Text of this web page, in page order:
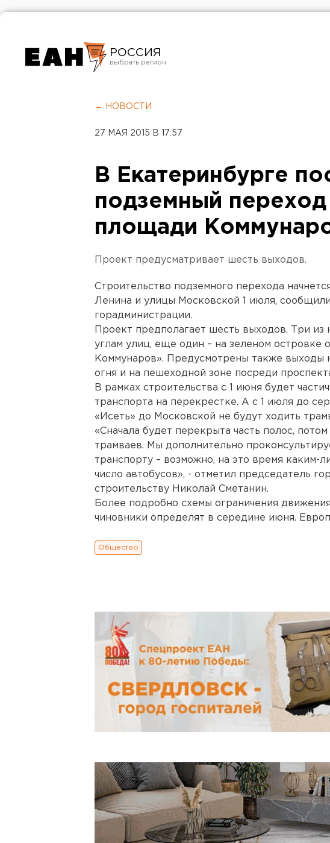
РОССИЯ
Челябинск
← НОВОСТИ
27 МАЯ 2015 В 17:57
В Екатеринбурге
подземный переход
площади
Проект предусматривает шесть выходов.
Строительство подземного перехода
Ленина и улицы Московской 1 июля,
горадминистрации.
Проект предполагает шесть выходов. Три
углам улиц, еще один – на зеленом островке
Коммунаров». Предусмотрены также выходы
огня и на пешеходной зоне посреди
В рамках строительства с 1 июня будет
транспорта на перекрестке. А с 1 июля до
«Исеть» до Московской не будут ходить
«Сначала будет перекрыта часть полос,
трамваев. Мы дополнительно
транспорту – возможно, на это время каким-
число автобусов», - отметил председатель
строительству Николай Сметанин.
Более подробно схемы ограничения
чиновники определят в середине июня.
Общество